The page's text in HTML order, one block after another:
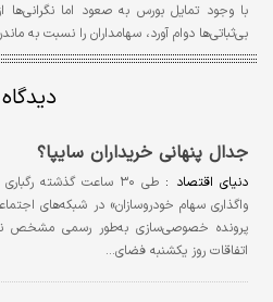
با وجود تمایل بورس به صعود اما نگرانی‌ها
بی‌ثباتی‌ها دوام آورد، سهامداران را نسبت به
دیدگاه
جدال پنهانی خریداران سایپا؟
دنیای اقتصاد :
طی ۳۰ ساعت گذشته
واگذاری سهام خودروسازان» در شبکه‌های
پرونده خصوصی‌سازی به‌طور رسمی مشخص
اتفاقات روز یکشنبه فضای…